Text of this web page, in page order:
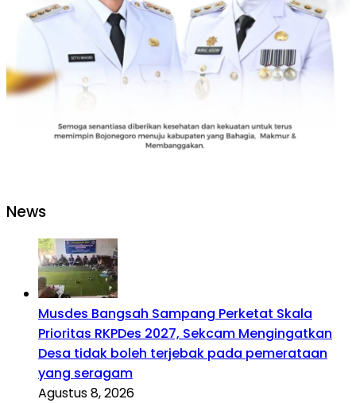
News
Musdes Bangsah Sampang Perketat Skala
Prioritas RKPDes 2027, Sekcam Mengingatkan
Desa tidak boleh terjebak pada pemerataan
yang seragam
Agustus 8, 2026